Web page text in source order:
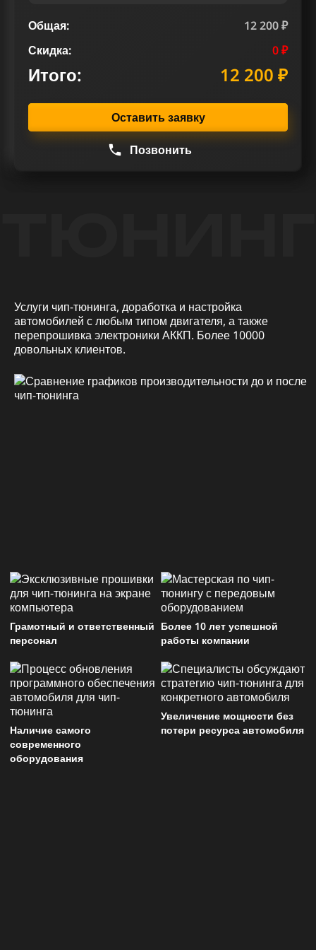
Общая:
12 200 ₽
Скидка:
0 ₽
Итого: 12 200 ₽
Оставить заявку
Позвонить
Услуги чип-тюнинга, доработка и настройка
автомобилей с любым типом двигателя, а также
перепрошивка электроники АККП. Более 10000
довольных клиентов.
Грамотный и ответственный
персонал
Более 10 лет успешной
работы компании
Наличие самого
современного
оборудования
Увеличение мощности без
потери ресурса автомобиля